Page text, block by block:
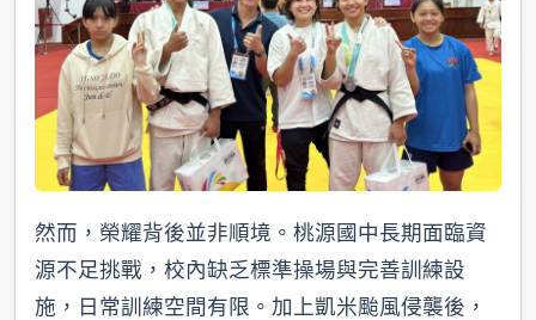
然而，榮耀背後並非順境。桃源國中長期面臨資
源不足挑戰，校內缺乏標準操場與完善訓練設
施，日常訓練空間有限。加上凱米颱風侵襲後，